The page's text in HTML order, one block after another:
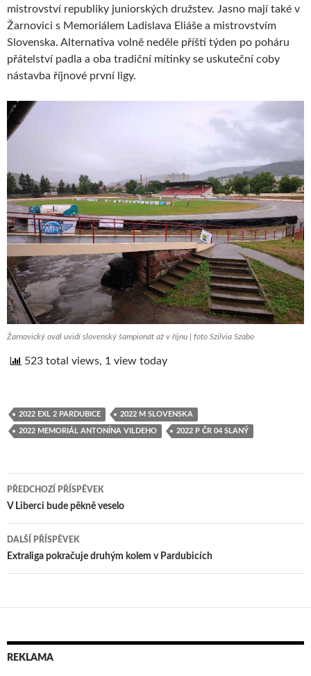
mistrovství republiky juniorských družstev. Jasno mají také v
Žarnovici s Memoriálem Ladislava Eliáše a mistrovstvím
Slovenska. Alternativa volně neděle příští týden po poháru
přátelství padla a oba tradiční mítinky se uskuteční coby
nástavba říjnové první ligy.
Žarnovický ovál uvidí slovenský šampionát až v říjnu | foto Szilvia Szabo
523 total views, 1 view today
2022 EXL 2 PARDUBICE 2022 M SLOVENSKA
2022 MEMORIÁL ANTONÍNA VILDEHO 2022 P ČR 04 SLANÝ
Navigace
pro
příspěvek
PŘEDCHOZÍ PŘÍSPĚVEK
V Liberci bude pěkně veselo
DALŠÍ PŘÍSPĚVEK
Extraliga pokračuje druhým kolem v Pardubicích
REKLAMA